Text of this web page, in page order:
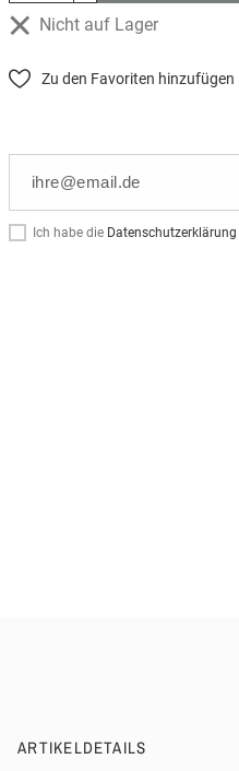
Nicht auf Lager
Zu den Favoriten hinzufügen
Ich habe die Datenschutzerklärung
ARTIKELDETAILS